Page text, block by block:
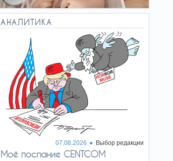
АНАЛИТИКА
07.08.2026 Выбор редакции
Моё послание CENTCOM